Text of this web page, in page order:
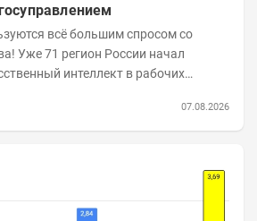
всё большим спросом со
Уже 71 регион России начал
интеллект в рабочих
07.08.2026